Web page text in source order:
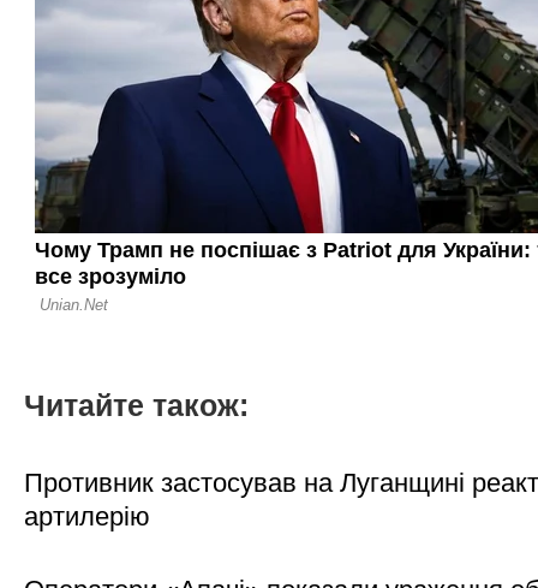
Читайте також:
Противник застосував на Луганщині
артилерію